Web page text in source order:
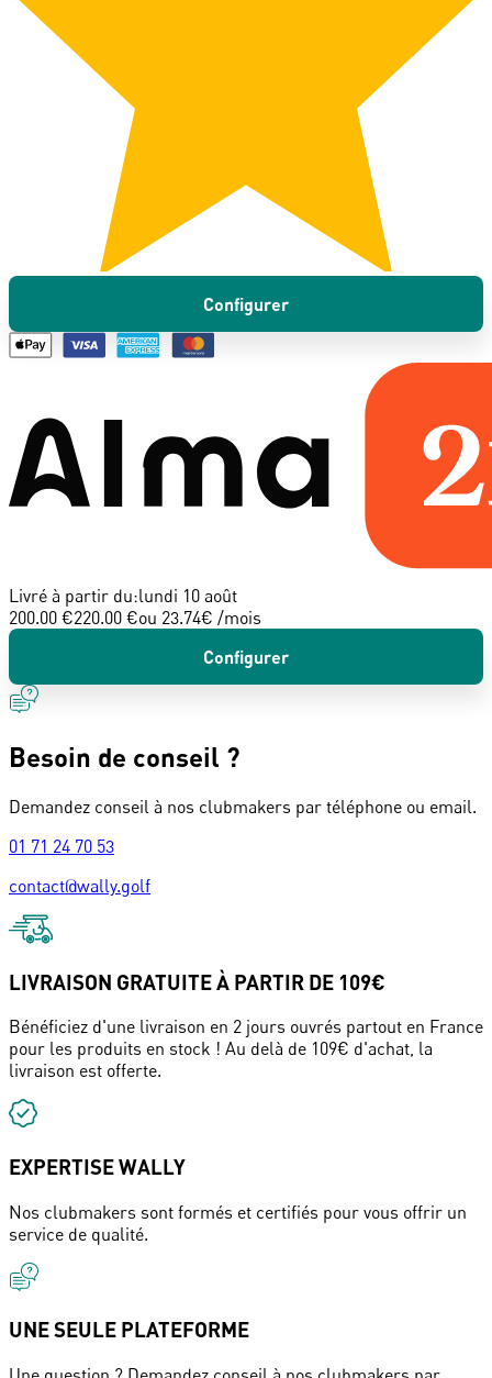
Configurer
Livré à partir du:lundi 10 août
200.00 €220.00 €ou 23.74€ /mois
Configurer
Besoin de conseil ?
Demandez conseil à nos clubmakers par téléphone ou email.
01 71 24 70 53
contact@wally.golf
LIVRAISON GRATUITE À PARTIR DE 109€
Bénéficiez d'une livraison en 2 jours ouvrés partout en France
pour les produits en stock ! Au delà de 109€ d'achat, la
livraison est offerte.
EXPERTISE WALLY
Nos clubmakers sont formés et certifiés pour vous offrir un
service de qualité.
UNE SEULE PLATEFORME